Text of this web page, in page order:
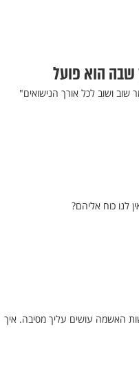
שבה הוא פועל
ושוב לכל אורך הנישואים"
לנו כוח אליהם?
האשמה עושים עליך מסיבה. איך